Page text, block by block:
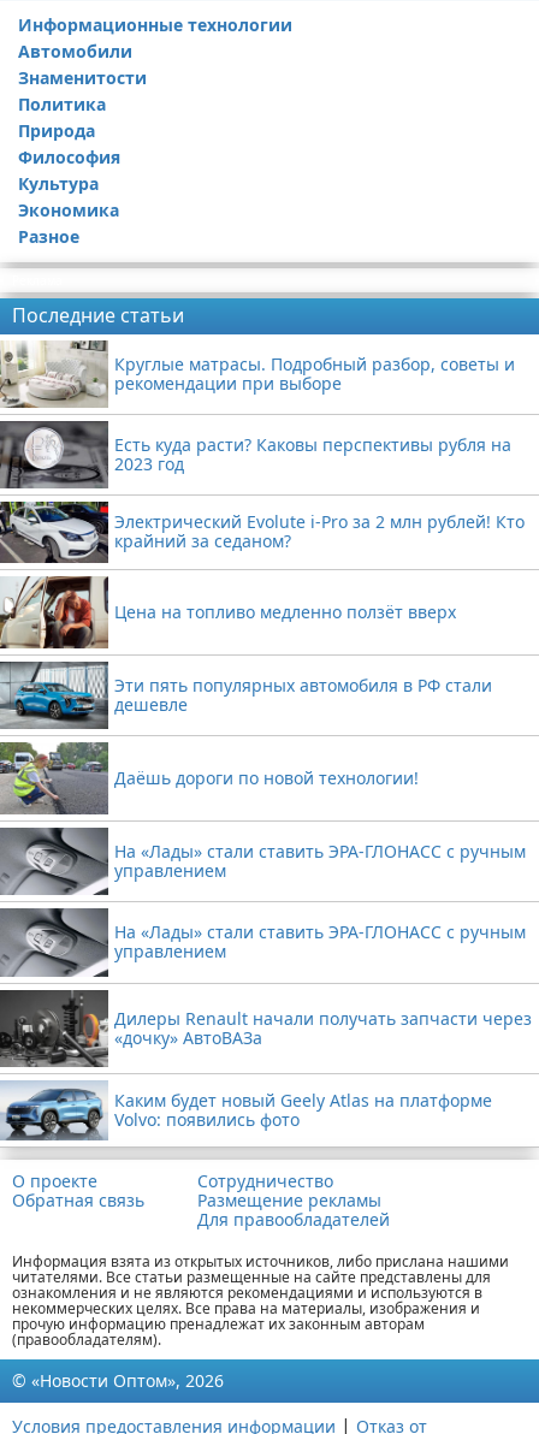
Информационные технологии
Автомобили
Знаменитости
Политика
Природа
Философия
Культура
Экономика
Разное
Последние статьи
Круглые матрасы. Подробный разбор, советы и
рекомендации при выборе
Есть куда расти? Каковы перспективы рубля на
2023 год
Электрический Evolute i-Pro за 2 млн рублей! Кто
крайний за седаном?
Цена на топливо медленно ползёт вверх
Эти пять популярных автомобиля в РФ стали
дешевле
Даёшь дороги по новой технологии!
На «Лады» стали ставить ЭРА-ГЛОНАСС с ручным
управлением
На «Лады» стали ставить ЭРА-ГЛОНАСС с ручным
управлением
Дилеры Renault начали получать запчасти через
«дочку» АвтоВАЗа
Каким будет новый Geely Atlas на платформе
Volvo: появились фото
О проекте
Обратная связь
Сотрудничество
Размещение рекламы
Для правообладателей
Информация взята из открытых источников, либо прислана нашими
читателями. Все статьи размещенные на сайте представлены для
ознакомления и не являются рекомендациями и используются в
некоммерческих целях. Все права на материалы, изображения и
прочую информацию пренадлежат их законным авторам
(правообладателям).
© «Новости Оптом», 2026
Условия предоставления информации | Отказ от